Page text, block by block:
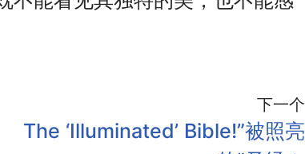
下一个
The ‘Illuminated’ Bible!”被照亮